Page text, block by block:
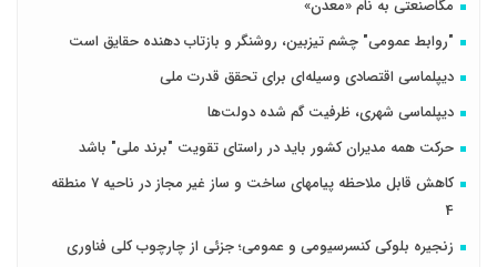
مگاصنعتی به نام «معدن»
"روابط عمومی" چشم تیزبین، روشنگر و بازتاب دهنده حقایق است
دیپلماسی اقتصادی وسیله‌ای برای تحقق قدرت ملی
دیپلماسی شهری، ظرفیت گم شده دولت‌ها
حرکت همه مدیران کشور باید در راستای تقویت "برند ملی" باشد
کاهش قابل ملاحظه پیامهای ساخت و ساز غیر مجاز در ناحیه 7 منطقه
4
زنجیره بلوکی کنسرسیومی و عمومی؛ جزئی از چارچوب کلی فناوری